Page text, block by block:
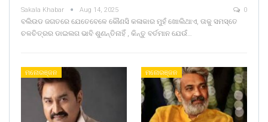
Sakala Khabar Aug 14, 2025 0
ବଲିଉଡ ଜଗତରେ ଯେତେବେଳେ କୌଣସି କଳାକାର ମୁହଁ ଖୋଲିଥାଏ, ତାକୁ ସମସ୍ତେ
ଚଳଚିତ୍ରର ଡାଇଲଗ ଭାବି ଶୁଣନ୍ତିନାହିଁ , କିନ୍ତୁ ବର୍ତମାନ ଯେଉଁ…
ମନୋରଞ୍ଜନ ମନୋରଞ୍ଜନ